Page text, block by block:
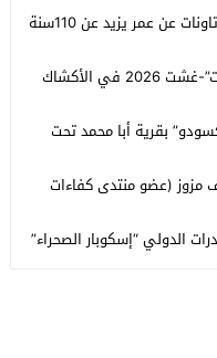
والد حسن رقوش الإطار بعمالة إقليم تاونات عن عمر يزيد عن 110سنة
عدد جديد (434) من مجلة “صدى تاونات”-غشت 2026 في الأكشاك
بقرية أبا محمد تحت
مزوز (عضو منتدى كفاءات
الدولي “إسكوبار الصحراء”